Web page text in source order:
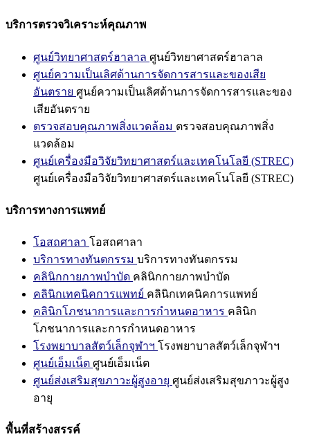
บริการตรวจวิเคราะห์คุณภาพ
ศูนย์วิทยาศาสตร์ฮาลาล ศูนย์วิทยาศาสตร์ฮาลาล
ศูนย์ความเป็นเลิศด้านการจัดการสารและของเสีย
อันตราย ศูนย์ความเป็นเลิศด้านการจัดการสารและของ
เสียอันตราย
ตรวจสอบคุณภาพสิ่งแวดล้อม ตรวจสอบคุณภาพสิ่ง
แวดล้อม
ศูนย์เครื่องมือวิจัยวิทยาศาสตร์และเทคโนโลยี (STREC)
ศูนย์เครื่องมือวิจัยวิทยาศาสตร์และเทคโนโลยี (STREC)
บริการทางการแพทย์
โอสถศาลา โอสถศาลา
บริการทางทันตกรรม บริการทางทันตกรรม
คลินิกกายภาพบำบัด คลินิกกายภาพบำบัด
คลินิกเทคนิคการแพทย์ คลินิกเทคนิคการแพทย์
คลินิกโภชนาการและการกำหนดอาหาร คลินิก
โภชนาการและการกำหนดอาหาร
โรงพยาบาลสัตว์เล็กจุฬาฯ โรงพยาบาลสัตว์เล็กจุฬาฯ
ศูนย์เอ็มเน็ต ศูนย์เอ็มเน็ต
ศูนย์ส่งเสริมสุขภาวะผู้สูงอายุ ศูนย์ส่งเสริมสุขภาวะผู้สูง
อายุ
พื้นที่สร้างสรรค์